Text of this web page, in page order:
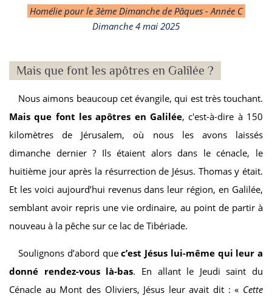
Homélie pour le 3ème Dimanche de Pâques - Année C
Dimanche 4 mai 2025
Mais que font les apôtres en Galilée ?
Nous aimons beaucoup cet évangile, qui est très touchant.
Mais que font les apôtres en Galilée, c'est-à-dire à 150
kilomètres de Jérusalem, où nous les avons laissés
dimanche dernier ? Ils étaient alors dans le cénacle, le
huitième jour après la résurrection de Jésus. Thomas y était.
Et les voici aujourd’hui revenus dans leur région, en Galilée,
semblant avoir repris une vie ordinaire, au point de partir à
nouveau à la pêche sur ce lac de Tibériade.
Soulignons d’abord quec’est Jésus lui-même qui leur a
donné rendez-vous là-bas. En allant le Jeudi saint du
Cénacle au Mont des Oliviers, Jésus leur avait dit : « Cette